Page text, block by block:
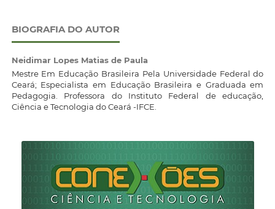
BIOGRAFIA DO AUTOR
Neidimar Lopes Matias de Paula
Mestre Em Educação Brasileira Pela Universidade Federal do
Ceará; Especialista em Educação Brasileira e Graduada em
Pedagogia. Professora do Instituto Federal de educação,
Ciência e Tecnologia do Ceará -IFCE.